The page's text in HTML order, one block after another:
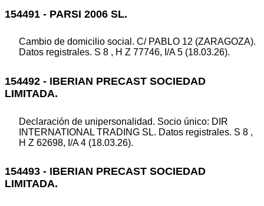
154491 - PARSI 2006 SL.
Cambio de domicilio social. C/ PABLO 12 (ZARAGOZA).
Datos registrales. S 8 , H Z 77746, I/A 5 (18.03.26).
154492 - IBERIAN PRECAST SOCIEDAD
LIMITADA.
Declaración de unipersonalidad. Socio único: DIR
INTERNATIONAL TRADING SL. Datos registrales. S 8 ,
H Z 62698, I/A 4 (18.03.26).
154493 - IBERIAN PRECAST SOCIEDAD
LIMITADA.